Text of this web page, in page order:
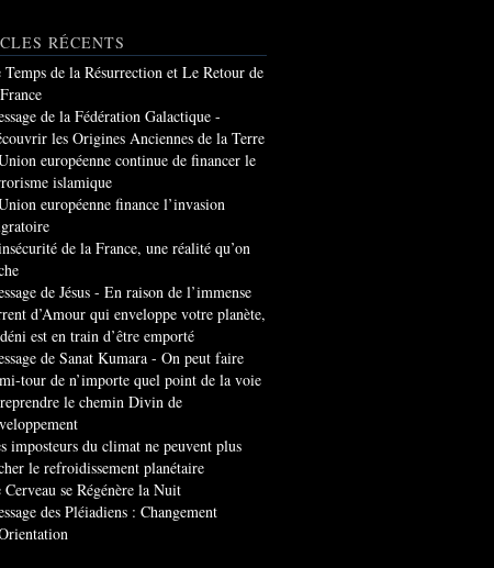
RÉCENTS
Temps de la Résurrection et Le Retour de
de la Fédération Galactique -
les Origines Anciennes de la Terre
européenne continue de financer le
islamique
européenne finance l’invasion
de la France, une réalité qu’on
de Jésus - En raison de l’immense
d’Amour qui enveloppe votre planète,
est en train d’être emporté
de Sanat Kumara - On peut faire
tour de n’importe quel point de la voie
le chemin Divin de
imposteurs du climat ne peuvent plus
le refroidissement planétaire
Cerveau se Régénère la Nuit
des Pléiadiens : Changement